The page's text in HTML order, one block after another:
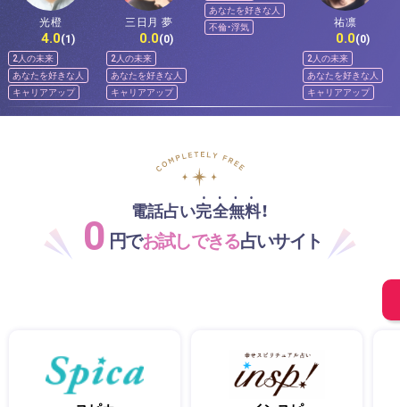
光橙
4.0(1)
2人の未来
あなたを好きな人
キャリアアップ
三日月 夢
0.0(0)
2人の未来
あなたを好きな人
キャリアアップ
あなたを好きな人
不倫・浮気
祐凛
0.0(0)
2人の未来
あなたを好きな人
キャリアアップ
電話占い完全無料！
0 円でお試しできる占いサイト